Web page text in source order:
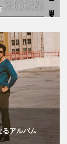
るアルバム